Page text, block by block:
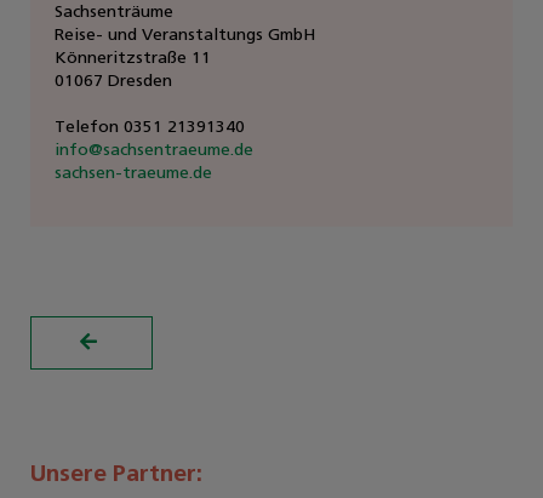
Sachsenträume
Reise- und Veranstaltungs GmbH
Könneritzstraße 11
01067 Dresden
Telefon 0351 21391340
info@sachsentraeume.de
sachsen-traeume.de
Unsere Partner: